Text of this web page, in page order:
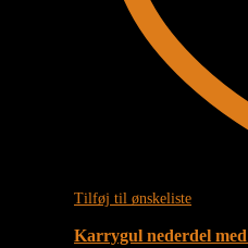
Tilføj til ønskeliste
Karrygul nederdel